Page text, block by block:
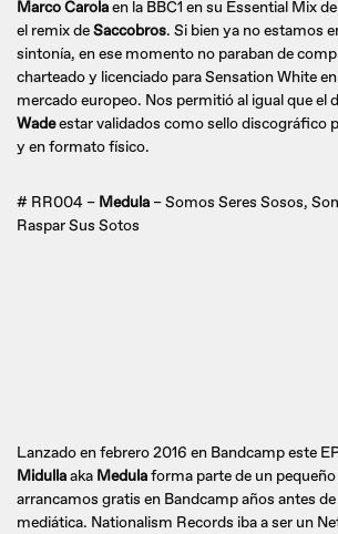
Marco Carolaen la BBC1 en su Essential Mix de
el remix deSaccobros. Si bien ya no estamos
sintonía, en ese momento no paraban de
charteado y licenciado para Sensation White
mercado europeo. Nos permitió al igual que el
Wadeestar validados como sello discográfico
y en formato físico.
# RR004 – Medula – Somos Seres Sosos,
Raspar Sus Sotos
Lanzado en febrero 2016 en Bandcamp este
Midullaaka Medulaforma parte de un
arrancamos gratis en Bandcamp años antes
mediática. Nationalism Records iba a ser un